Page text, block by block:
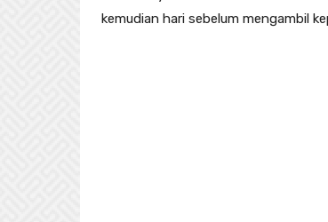
kemudian hari sebelum mengambil